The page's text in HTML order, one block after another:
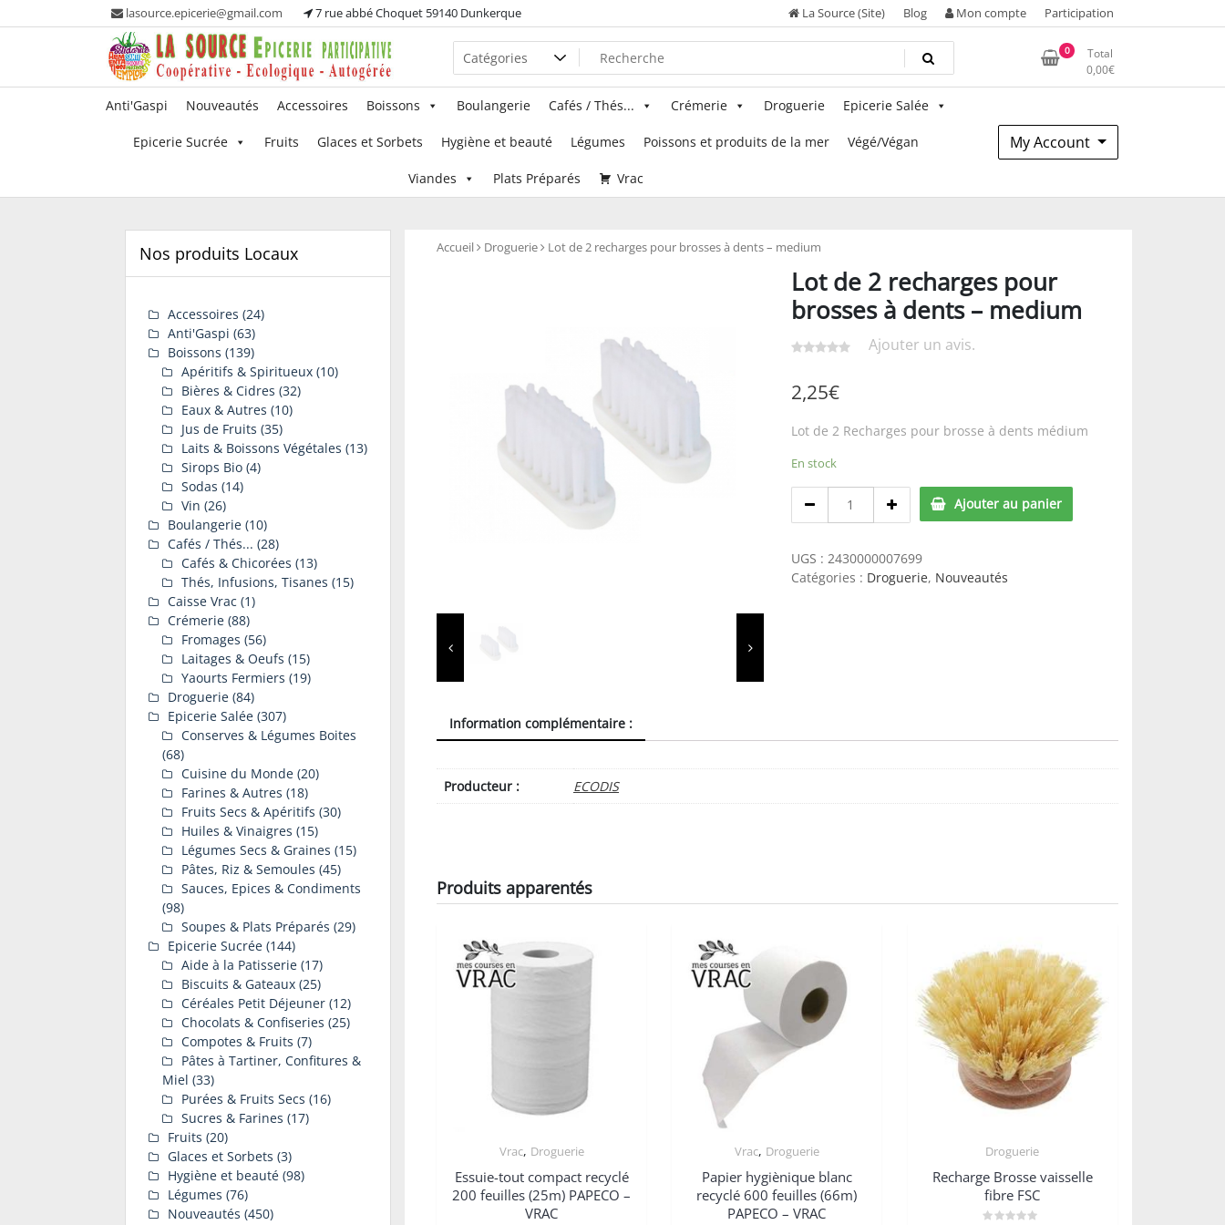
to
lasource.epicerie@gmail.com 7 rue abbé Choquet 59140 Dunkerque La Source (Site) Blog Mon compte Participation
La Source – Epicerie
Participative
Ou tous les adhérents sont propriétaires et
participent à la maintenance de leur épicerie!
0
Total
0,00€
Anti'Gaspi Nouveautés Accessoires Boissons Boulangerie Cafés / Thés... Crémerie Droguerie Epicerie Salée
Epicerie Sucrée Fruits Glaces et Sorbets Hygiène et beauté Légumes Poissons et produits de la mer Végé/Végan
Viandes Plats Préparés Vrac
My Account
Accueil Droguerie Lot de 2 recharges pour brosses à dents – medium
Lot de 2 recharges pour
brosses à dents – medium
Ajouter un avis.
2,25€
Lot de 2 Recharges pour brosse à dents médium
En stock
recharges
pour
Ajouter au panier
UGS : 2430000007699
Catégories : Droguerie, Nouveautés
Information complémentaire :
Producteur : ECODIS
Produits apparentés
Vrac, Droguerie
Essuie-tout compact recyclé
200 feuilles (25m) PAPECO –
VRAC
Vrac, Droguerie
Papier hygiènique blanc
recyclé 600 feuilles (66m)
PAPECO – VRAC
Droguerie
Recharge Brosse vaisselle
fibre FSC
Nos produits Locaux
Accessoires (24)
Anti'Gaspi (63)
Boissons (139)
Apéritifs & Spiritueux (10)
Bières & Cidres (32)
Eaux & Autres (10)
Jus de Fruits (35)
Laits & Boissons Végétales (13)
Sirops Bio (4)
Sodas (14)
Vin (26)
Boulangerie (10)
Cafés / Thés... (28)
Cafés & Chicorées (13)
Thés, Infusions, Tisanes (15)
Caisse Vrac (1)
Crémerie (88)
Fromages (56)
Laitages & Oeufs (15)
Yaourts Fermiers (19)
Droguerie (84)
Epicerie Salée (307)
Conserves & Légumes Boites
(68)
Cuisine du Monde (20)
Farines & Autres (18)
Fruits Secs & Apéritifs (30)
Huiles & Vinaigres (15)
Légumes Secs & Graines (15)
Pâtes, Riz & Semoules (45)
Sauces, Epices & Condiments
(98)
Soupes & Plats Préparés (29)
Epicerie Sucrée (144)
Aide à la Patisserie (17)
Biscuits & Gateaux (25)
Céréales Petit Déjeuner (12)
Chocolats & Confiseries (25)
Compotes & Fruits (7)
Pâtes à Tartiner, Confitures &
Miel (33)
Purées & Fruits Secs (16)
Sucres & Farines (17)
Fruits (20)
Glaces et Sorbets (3)
Hygiène et beauté (98)
Légumes (76)
Nouveautés (450)